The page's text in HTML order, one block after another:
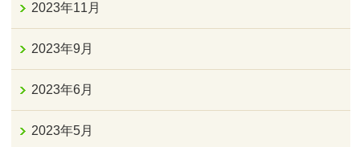
2023年11月
2023年9月
2023年6月
2023年5月